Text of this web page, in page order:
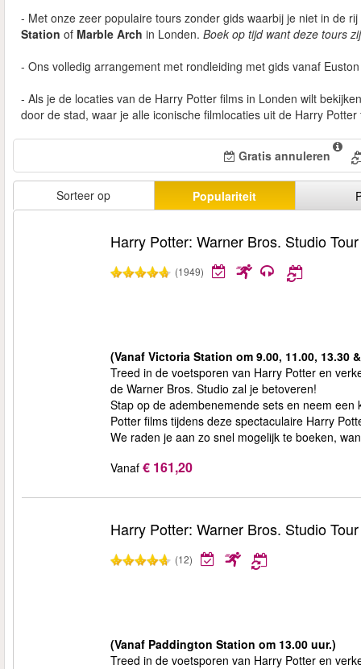
- Met onze zeer populaire tours zonder gids waarbij je niet in de
Station of Marble Arch in Londen. Boek op tijd want deze tours
- Ons volledig arrangement met rondleiding met gids vanaf
- Als je de locaties van de Harry Potter films in Londen wilt
door de stad, waar je alle iconische filmlocaties uit de Harry
Gratis annuleren
Sorteer op Populariteit
Harry Potter: Warner Bros. Studio
(1949)
(Vanaf Victoria Station om 9.00, 11.00, 13.30
Treed in de voetsporen van Harry Potter en
de Warner Bros. Studio zal je betoveren!
Stap op de adembenemende sets en neem
Potter films tijdens deze spectaculaire Harry
We raden je aan zo snel mogelijk te boeken,
Vanaf € 161,20
Harry Potter: Warner Bros. Studio
(12)
(Vanaf Paddington Station om 13.00 uur.)
Treed in de voetsporen van Harry Potter en